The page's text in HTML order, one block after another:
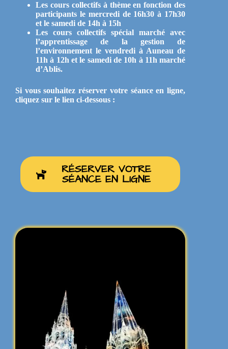
Les cours collectifs à thème en fonction des
participants le mercredi de 16h30 à 17h30
et le samedi de 14h à 15h
Les cours collectifs spécial marché avec
l’apprentissage de la gestion de
l’environnement le vendredi à Auneau de
11h à 12h et le samedi de 10h à 11h marché
d’Ablis.
Si vous souhaitez réserver votre séance en ligne,
cliquez sur le lien ci-dessous :
RÉSERVER VOTRE
SÉANCE EN LIGNE